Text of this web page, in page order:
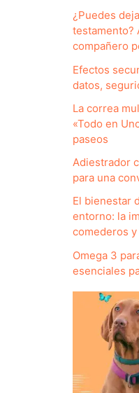
¿Puedes
testamento?
compañero
Efectos
datos,
La correa
«Todo en
paseos
Adiestrador
para una
El bienestar
entorno: la
comederos
Omega 3
esenciales